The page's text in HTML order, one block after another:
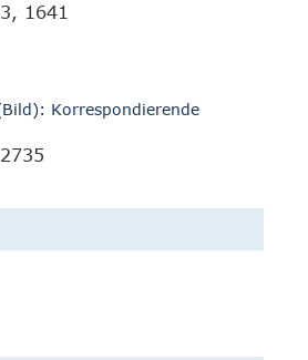
1641
Korrespondierende